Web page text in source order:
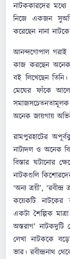
নাটককারদের
নিজে একজন
করেছেন নানা
আনন্দগোপাল গরাই
কাজ করছেন অনেক
বই লিখেছেন
মেঘের ফাঁকে
অনেক জায়গায়
রামপুরহাটের
নাট্যদল ও অনেক
বিস্তার ঘটানোর
নাটকগুলি
‘অন্য ত্রয়ী’, ‘রবীন্দ্র
কয়েকটি নাটকের
একটা শৈল্পিক
অস্তরাগ’
লেখা নাটককে
ভার। রবীন্দ্রনাথ